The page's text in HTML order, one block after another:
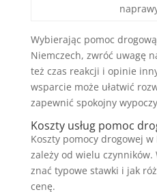
Wybierając pomoc
Niemczech, zwróć uwagę
też czas reakcji i opinie
wsparcie może ułatwić
zapewnić spokojny
Koszty usług pomoc
Koszty pomocy drogowej
zależy od wielu
znać typowe stawki i jak
cenę.